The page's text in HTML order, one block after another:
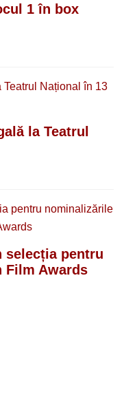
1 în box
la Teatrul
selecția pentru
Film Awards